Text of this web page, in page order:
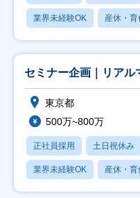
業界未経験OK 産休・育
セミナー企画｜リアル
東京都
500万~800万
正社員採用 土日祝休み
業界未経験OK 産休・育